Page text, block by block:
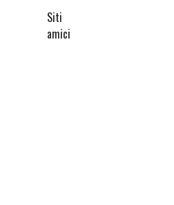
Siti
amici